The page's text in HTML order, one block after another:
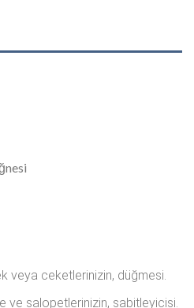
veya ceketlerinizin, düğmesi.
ve salopetlerinizin, sabitleyicisi.